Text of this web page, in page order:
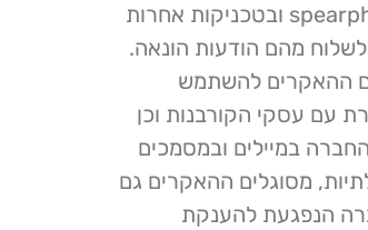
לגיטימיות או עשויים להשתמש ב-spearphishing ובטכניקות אחרות
מהם הודעות הונאה.
ההאקרים להשתמש
עם עסקי הקורבנות וכן
במיילים ובמסמכים
מסוגלים ההאקרים גם
הנפגעת להענקת